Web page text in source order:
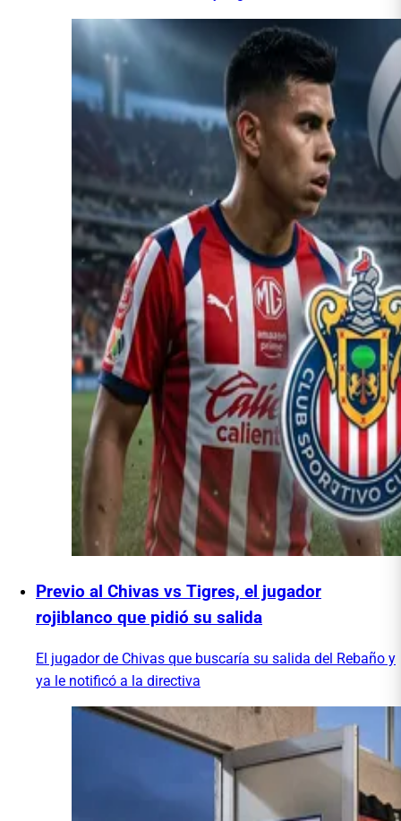
Previo al Chivas vs Tigres, el jugador
rojiblanco que pidió su salida
El jugador de Chivas que buscaría su salida del Rebaño y
ya le notificó a la directiva